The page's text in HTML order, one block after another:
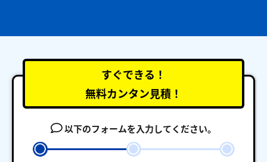
すぐできる！
無料カンタン見積！
以下のフォームを入力してください。